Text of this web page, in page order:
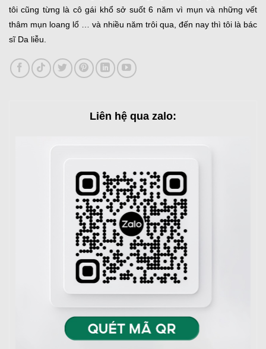
tôi cũng từng là cô gái khổ sở suốt 6 năm vì mụn và những vết
thâm mụn loang lổ … và nhiều năm trôi qua, đến nay thì tôi là bác
sĩ Da liễu.
Liên hệ qua zalo: